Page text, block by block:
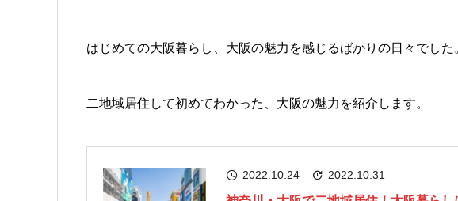
はじめての大阪暮らし、大阪の魅力を感じるばかりの日々でした
二地域居住して初めてわかった、大阪の魅力を紹介します。
2022.10.24 2022.10.31